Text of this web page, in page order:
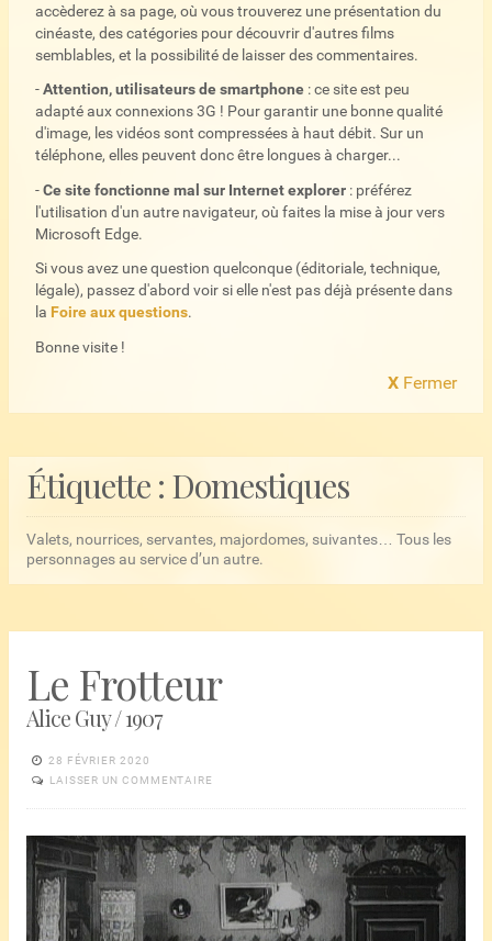
accèderez à sa page, où vous trouverez une présentation du
cinéaste, des catégories pour découvrir d'autres films
semblables, et la possibilité de laisser des commentaires.
-Attention, utilisateurs de smartphone : ce site est peu
adapté aux connexions 3G ! Pour garantir une bonne qualité
d'image, les vidéos sont compressées à haut débit. Sur un
téléphone, elles peuvent donc être longues à charger...
-Ce site fonctionne mal sur Internet explorer : préférez
l'utilisation d'un autre navigateur, où faites la mise à jour vers
Microsoft Edge.
Si vous avez une question quelconque (éditoriale, technique,
légale), passez d'abord voir si elle n'est pas déjà présente dans
la Foire aux questions.
Bonne visite !
X Fermer
Étiquette : Domestiques
Valets, nourrices, servantes, majordomes, suivantes… Tous les
personnages au service d’un autre.
Le Frotteur
Alice Guy / 1907
28 FÉVRIER 2020
LAISSER UN COMMENTAIRE
Lecteur
vidéo